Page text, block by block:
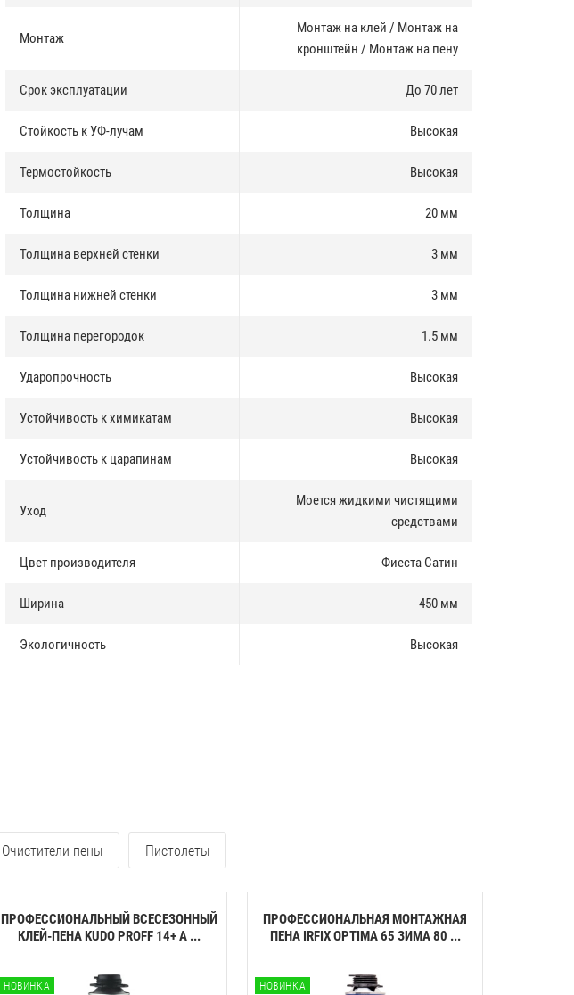
Монтаж
Монтаж на клей / Монтаж на
кронштейн / Монтаж на пену
Срок эксплуатации До 70 лет
Стойкость к УФ-лучам Высокая
Термостойкость Высокая
Толщина 20 мм
Толщина верхней стенки 3 мм
Толщина нижней стенки 3 мм
Толщина перегородок 1.5 мм
Ударопрочность Высокая
Устойчивость к химикатам Высокая
Устойчивость к царапинам Высокая
Уход
Моется жидкими чистящими
средствами
Цвет производителя Фиеста Сатин
Ширина 450 мм
Экологичность Высокая
Очистители пены Пистолеты
ПРОФЕССИОНАЛЬНЫЙ ВСЕСЕЗОННЫЙ
КЛЕЙ-ПЕНА KUDO PROFF 14+ A ...
НОВИНКА
ПРОФЕССИОНАЛЬНАЯ МОНТАЖНАЯ
ПЕНА IRFIX OPTIMA 65 ЗИМА 80 ...
НОВИНКА